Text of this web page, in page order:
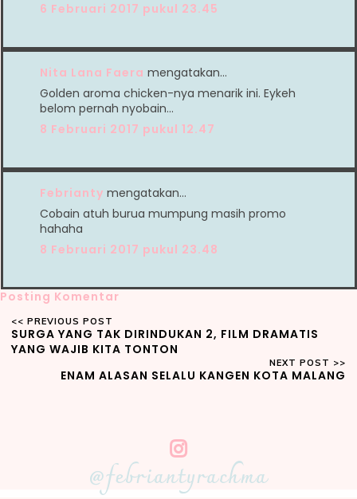
6 Februari 2017 pukul 23.45
Nita Lana Faera mengatakan…
Golden aroma chicken-nya menarik ini. Eykeh
belom pernah nyobain...
8 Februari 2017 pukul 12.47
Febrianty mengatakan…
Cobain atuh burua mumpung masih promo
hahaha
8 Februari 2017 pukul 23.48
Posting Komentar
SURGA YANG TAK DIRINDUKAN 2, FILM DRAMATIS
YANG WAJIB KITA TONTON
ENAM ALASAN SELALU KANGEN KOTA MALANG
@febriantyrachma